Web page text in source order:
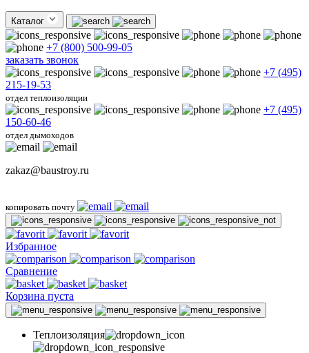
Каталог
+7 (800) 500-99-05
заказать звонок
+7 (495)
215-19-53
отдел теплоизоляции
+7 (495)
150-60-46
отдел дымоходов
zakaz@baustroy.ru
копировать почту
Избранное
Сравнение
Корзина пуста
Теплоизоляция